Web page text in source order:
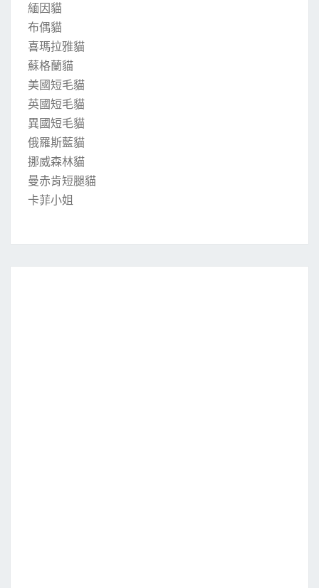
緬因貓
布偶貓
喜瑪拉雅貓
蘇格蘭貓
美國短毛貓
英國短毛貓
異國短毛貓
俄羅斯藍貓
挪威森林貓
曼赤肯短腿貓
卡菲小姐